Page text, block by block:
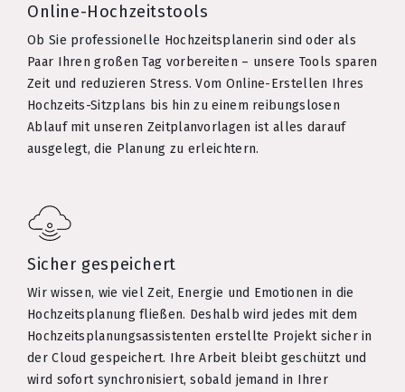
Online-Hochzeitstools
Ob Sie professionelle Hochzeitsplanerin sind oder als
Paar Ihren großen Tag vorbereiten – unsere Tools sparen
Zeit und reduzieren Stress. Vom Online-Erstellen Ihres
Hochzeits-Sitzplans bis hin zu einem reibungslosen
Ablauf mit unseren Zeitplanvorlagen ist alles darauf
ausgelegt, die Planung zu erleichtern.
Sicher gespeichert
Wir wissen, wie viel Zeit, Energie und Emotionen in die
Hochzeitsplanung fließen. Deshalb wird jedes mit dem
Hochzeitsplanungsassistenten erstellte Projekt sicher in
der Cloud gespeichert. Ihre Arbeit bleibt geschützt und
wird sofort synchronisiert, sobald jemand in Ihrer